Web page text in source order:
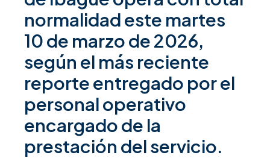
normalidad este martes
10 de marzo de 2026,
según el más reciente
reporte entregado por el
personal operativo
encargado de la
prestación del servicio.